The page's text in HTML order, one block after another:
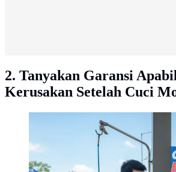
2. Tanyakan Garansi
Kerusakan Setelah Cuci